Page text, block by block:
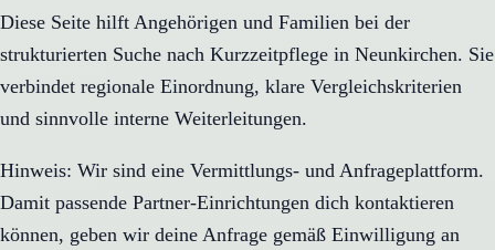
Diese Seite hilft Angehörigen und Familien bei der
strukturierten Suche nach Kurzzeitpflege in Neunkirchen. Sie
verbindet regionale Einordnung, klare Vergleichskriterien
und sinnvolle interne Weiterleitungen.
Hinweis: Wir sind eine Vermittlungs- und Anfrageplattform.
Damit passende Partner-Einrichtungen dich kontaktieren
können, geben wir deine Anfrage gemäß Einwilligung an